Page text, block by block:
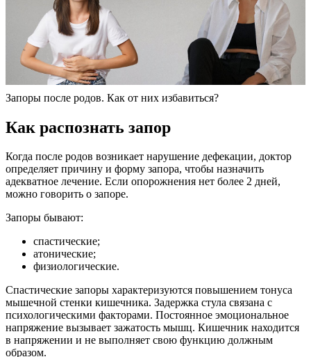
Запоры после родов. Как от них избавиться?
Как распознать запор
Когда после родов возникает нарушение дефекации, доктор
определяет причину и форму запора, чтобы назначить
адекватное лечение. Если опорожнения нет более 2 дней,
можно говорить о запоре.
Запоры бывают:
спастические;
атонические;
физиологические.
Спастические запоры характеризуются повышением тонуса
мышечной стенки кишечника. Задержка стула связана с
психологическими факторами. Постоянное эмоциональное
напряжение вызывает зажатость мышц. Кишечник находится
в напряжении и не выполняет свою функцию должным
образом.